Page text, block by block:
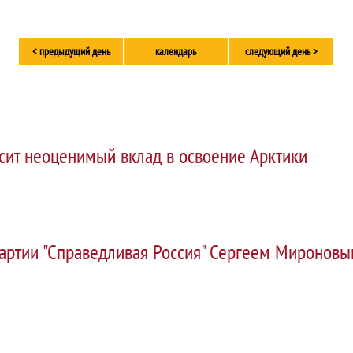
< предыдущий день календарь следующий день >
неоценимый вклад в освоение Арктики
"Справедливая Россия" Сергеем